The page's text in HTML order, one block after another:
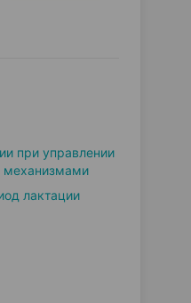
при управлении
механизмами
лактации